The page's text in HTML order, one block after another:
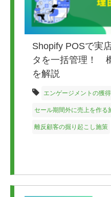
Shopify POSで実
タを一括管理！
を解説
エンゲージメントの獲
セール期間外に売上を作る
離反顧客の掘り起こし施策